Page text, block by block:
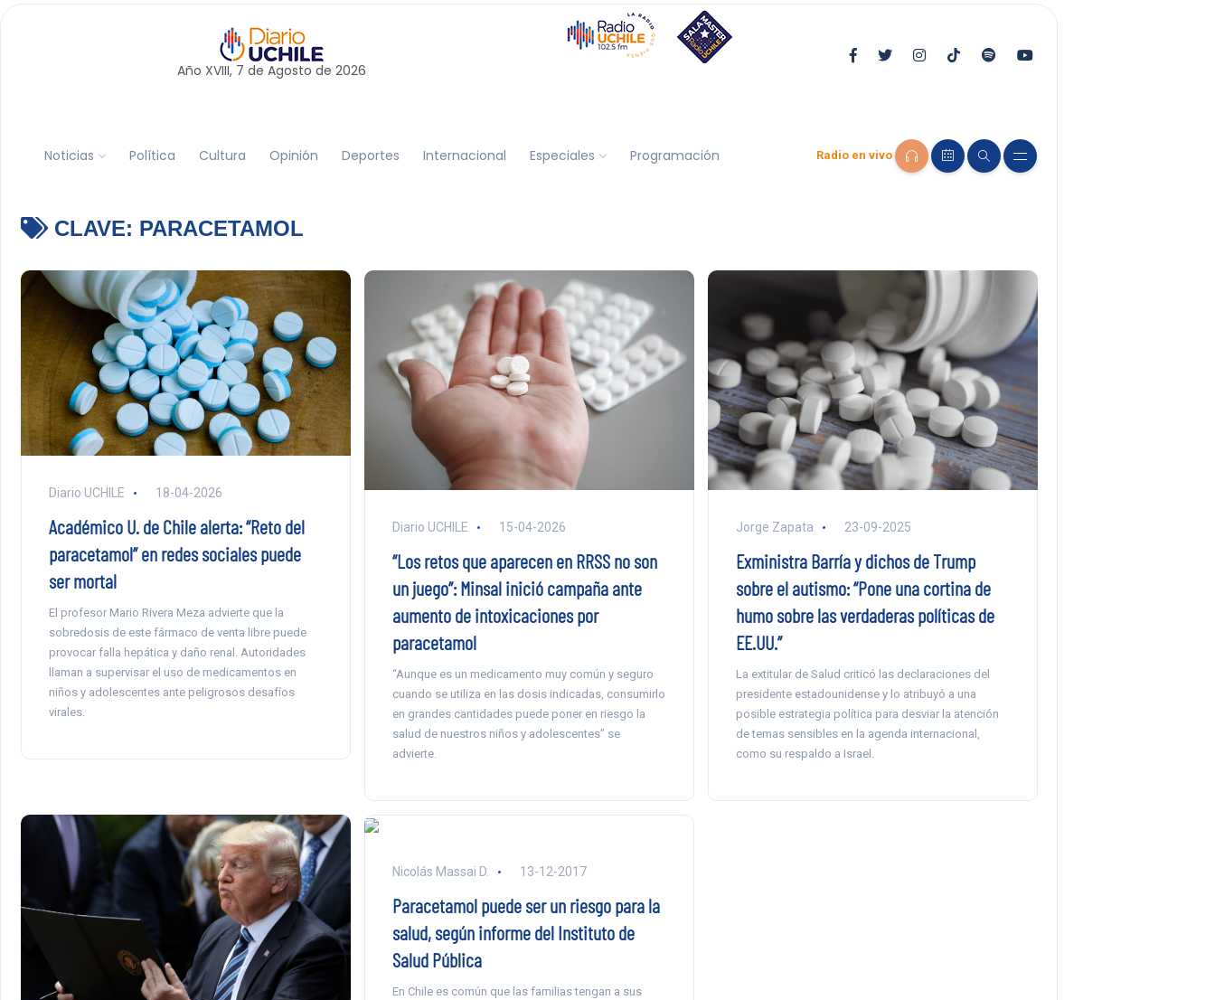
Año XVIII, 7 de Agosto de 2026
Noticias Política Cultura Opinión Deportes Internacional Especiales Programación Radio en vivo
CLAVE: PARACETAMOL
Diario UCHILE 18-04-2026
Académico U. de Chile alerta: “Reto del
paracetamol” en redes sociales puede
ser mortal
El profesor Mario Rivera Meza advierte que la
sobredosis de este fármaco de venta libre puede
provocar falla hepática y daño renal. Autoridades
llaman a supervisar el uso de medicamentos en
niños y adolescentes ante peligrosos desafíos
virales.
Diario UCHILE 15-04-2026
“Los retos que aparecen en RRSS no son
un juego”: Minsal inició campaña ante
aumento de intoxicaciones por
paracetamol
“Aunque es un medicamento muy común y seguro
cuando se utiliza en las dosis indicadas, consumirlo
en grandes cantidades puede poner en riesgo la
salud de nuestros niños y adolescentes” se
advierte.
Jorge Zapata 23-09-2025
Exministra Barría y dichos de Trump
sobre el autismo: “Pone una cortina de
humo sobre las verdaderas políticas de
EE.UU.”
La extitular de Salud criticó las declaraciones del
presidente estadounidense y lo atribuyó a una
posible estrategia política para desviar la atención
de temas sensibles en la agenda internacional,
como su respaldo a Israel.
Nicolás Massai D. 13-12-2017
Paracetamol puede ser un riesgo para la
salud, según informe del Instituto de
Salud Pública
En Chile es común que las familias tengan a sus